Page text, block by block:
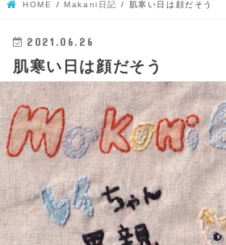
HOME Makani日記 肌寒い日は顔だそう
2021.06.26
肌寒い日は顔だそう